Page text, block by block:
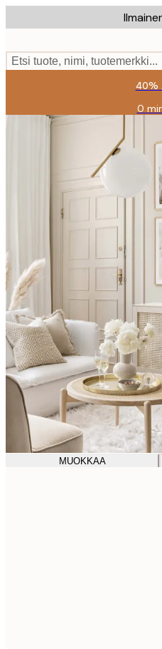
to
content.
Etsi tuote, nimi, tuotemerkki...
40%
0
MUOKKAA